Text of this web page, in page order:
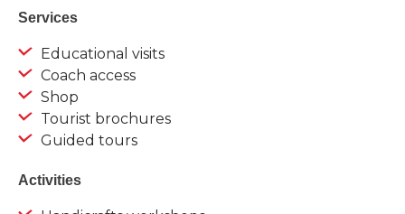
Services
Educational visits
Coach access
Shop
Tourist brochures
Guided tours
Activities